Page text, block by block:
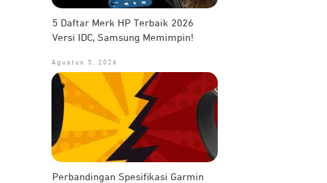
5 Daftar Merk HP Terbaik 2026
Versi IDC, Samsung Memimpin!
Agustus 5, 2026
Perbandingan Spesifikasi Garmin